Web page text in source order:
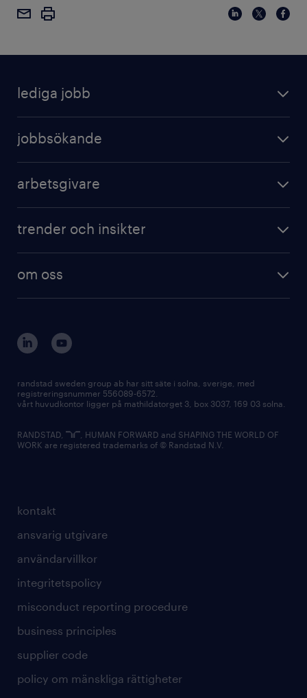
lediga jobb
jobbsökande
arbetsgivare
trender och insikter
om oss
kontakt
ansvarig utgivare
användarvillkor
integritetspolicy
misconduct reporting procedure
business principles
supplier code
policy om mänskliga rättigheter
randstad sweden group ab har sitt säte i solna, sverige, med
registreringsnummer 556089-6572.
vårt huvudkontor ligger på mathildatorget 3, box 3037, 169 03 solna.
RANDSTAD,
, HUMAN FORWARD and SHAPING THE WORLD OF
WORK are registered trademarks of © Randstad N.V.